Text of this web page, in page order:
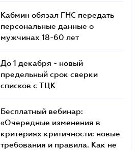
Кабмин обязал ГНС передать
персональные данные о
мужчинах 18-60 лет
До 1 декабря - новый
предельный срок сверки
списков c ТЦК
Бесплатный вебинар:
«Очередные изменения в
критериях критичности: новые
требования и правила. Как не